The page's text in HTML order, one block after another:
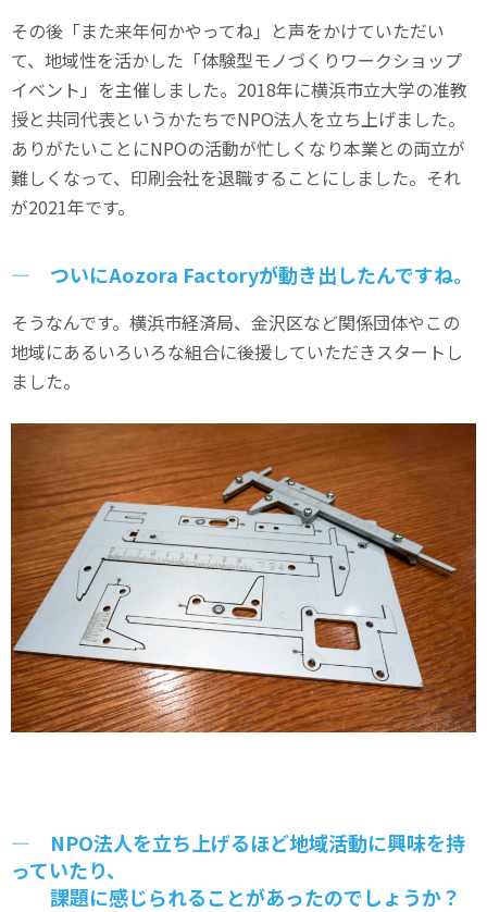
その後「また来年何かやってね」と声をかけていただい
て、 地域性を活かした「体験型モノづくりワークショップ
イベント」を主催しました。 2018年に横浜市立大学の准教
授と共同代表というかたちでNPO法人を立ち上げました。
ありがたいことにNPOの活動が忙しくなり本業との両立が
難しくなって、印刷会社を退職することにしました。それ
が2021年です。
― ついにAozora Factoryが動き出したんですね。
そうなんです。横浜市経済局、金沢区など関係団体やこの
地域にあるいろいろな組合に後援していただきスタートし
ました。
― NPO法人を立ち上げるほど地域活動に興味を持
っていたり、
課題に感じられることがあったのでしょうか？